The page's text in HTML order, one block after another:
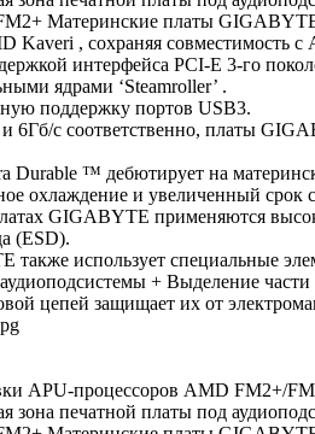
Материнские платы
Kaveri , сохраняя совместимость
интерфейса PCI-E 3-го
ядрами ‘Steamroller’ .
поддержку портов USB3.
6Гб/с соответственно, платы
™ дебютирует на
охлаждение и увеличенный срок
GIGABYTE применяются
(ESD).
также использует специальные
+ Выделение
цепей защищает их от
APU-процессоров AMD FM2+/
зона печатной платы под